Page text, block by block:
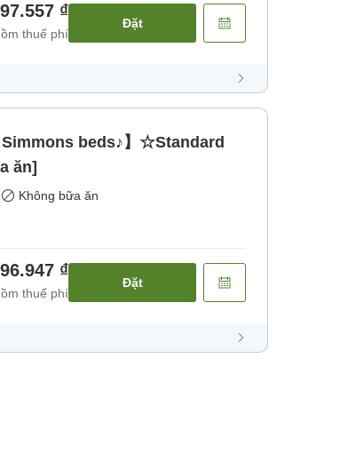
₫
thuế phí
Đặt
beds♪】☆Standard
ăn]
Không bữa ăn
₫
thuế phí
Đặt